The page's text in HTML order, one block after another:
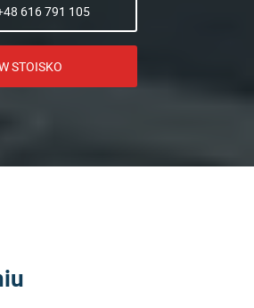
616 791 105
STOISKO